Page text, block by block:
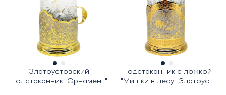
Златоустовский
подстаканник "Орнамент"
Подстаканник с ложкой
"Мишки в лесу" Златоуст